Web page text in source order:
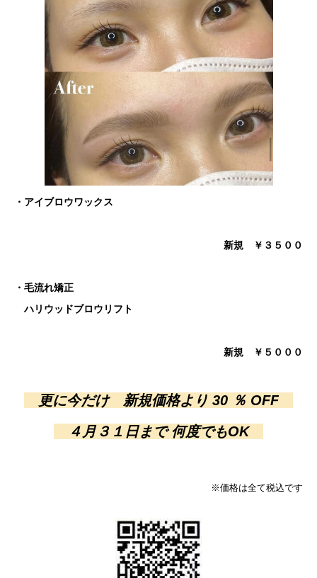
・アイブロウワックス
新規 ￥３ ５ ００
・毛流れ矯正
ハリウッドブロウリフト
新規 ￥５０００
更に今だけ 新規価格より 30 ％ OFF
４月３１日まで何度でもOK
※価格は全て税込です